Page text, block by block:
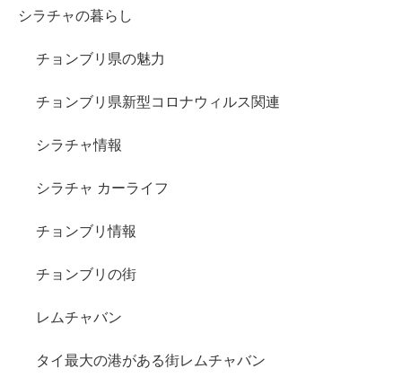
シラチャの暮らし
チョンブリ県の魅力
チョンブリ県新型コロナウィルス関連
シラチャ情報
シラチャ カーライフ
チョンブリ情報
チョンブリの街
レムチャバン
タイ最大の港がある街レムチャバン